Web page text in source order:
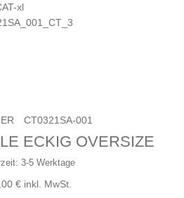
CT0321SA-001
ECKIG OVERSIZE
3-5 Werktage
€ inkl. MwSt.